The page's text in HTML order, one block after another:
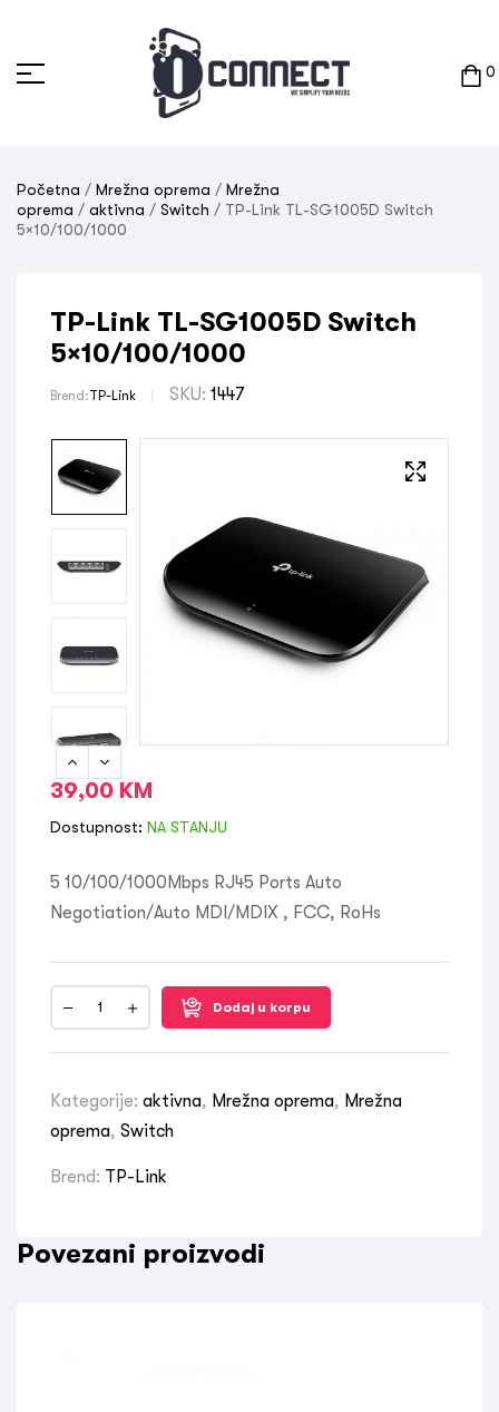
0
Početna / Mrežna oprema / Mrežna
oprema / aktivna / Switch / TP-Link TL-SG1005D Switch
5×10/100/1000
TP-Link TL-SG1005D Switch
5×10/100/1000
Brend:TP-Link SKU: 1447
39,00 KM
Dostupnost: NA STANJU
5 10/100/1000Mbps RJ45 Ports Auto
Negotiation/Auto MDI/MDIX , FCC, RoHs
Dodaj u korpu
Kategorije: aktivna, Mrežna oprema, Mrežna
oprema, Switch
Brend: TP-Link
Povezani proizvodi